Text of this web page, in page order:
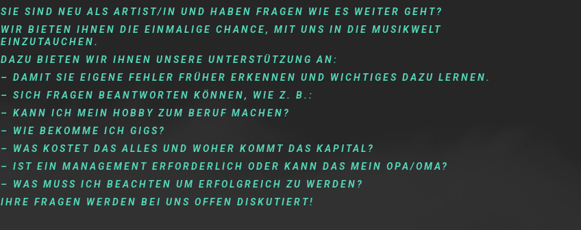
SIE SIND NEU ALS ARTIST/IN UND HABEN FRAGEN WIE ES WEITER GEHT?
WIR BIETEN IHNEN DIE EINMALIGE CHANCE, MIT UNS IN DIE MUSIKWELT
EINZUTAUCHEN.
DAZU BIETEN WIR IHNEN UNSERE UNTERSTÜTZUNG AN:
– DAMIT SIE EIGENE FEHLER FRÜHER ERKENNEN UND WICHTIGES DAZU LERNEN.
– SICH FRAGEN BEANTWORTEN KÖNNEN, WIE Z. B.:
– KANN ICH MEIN HOBBY ZUM BERUF MACHEN?
– WIE BEKOMME ICH GIGS?
– WAS KOSTET DAS ALLES UND WOHER KOMMT DAS KAPITAL?
– IST EIN MANAGEMENT ERFORDERLICH ODER KANN DAS MEIN OPA/OMA?
– WAS MUSS ICH BEACHTEN UM ERFOLGREICH ZU WERDEN?
IHRE FRAGEN WERDEN BEI UNS OFFEN DISKUTIERT!